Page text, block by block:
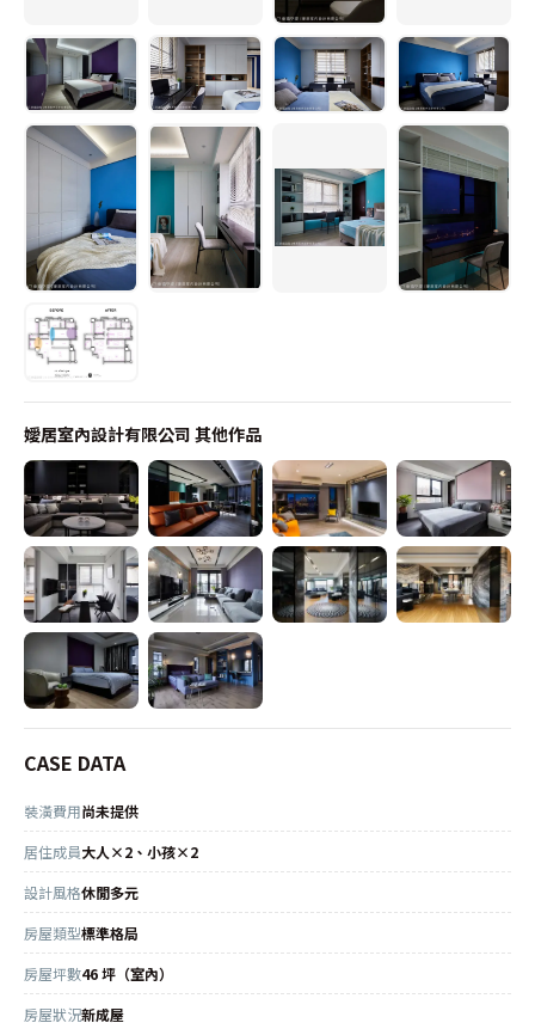
嬡居室內設計有限公司 其他作品
CASE DATA
裝潢費用尚未提供
居住成員大人×2、小孩×2
設計風格休閒多元
房屋類型標準格局
房屋坪數46 坪（室內）
房屋狀況新成屋